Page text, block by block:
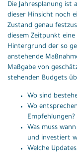
Die Jahresplanung ist
dieser Hinsicht noch
Zustand genau
diesem Zeitpunkt eine
Hintergrund der so
anstehende
Maßgabe von
stehenden Budgets
Wo sind
Wo
Empfehlungen?
Was muss
und investiert
Welche